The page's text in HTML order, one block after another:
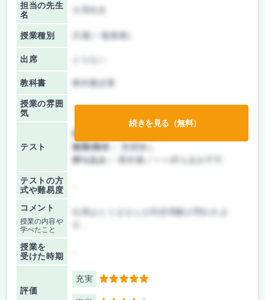
担当の先生
名
授業種別 共通(一般教養)
出席
教科書 教科書必要
授業の雰囲
気
テスト
前期/中間：
後期/期末：
授業無し
持ち込み：
教科書ノート持ち込み不可
テストの方
式や難易度
コメント
授業の内容や
学べたこと
出席はとりませんが内容理解が問われま
授業を
受けた時期
評価
充実 5
続きを見る（無料）